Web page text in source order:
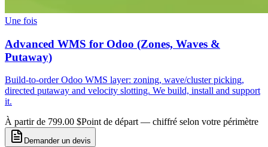
Une fois
Advanced WMS for Odoo (Zones, Waves &
Putaway)
Build-to-order Odoo WMS layer: zoning, wave/cluster picking,
directed putaway and velocity slotting. We build, install and support
it.
À partir de 799.00 $Point de départ — chiffré selon votre périmètre
Demander un devis